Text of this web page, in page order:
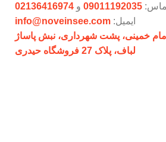
09011192035 و 02136416974
ایمیل: info@noveinsee.com
خمینی، پشت شهرداری، نبش پاساژ
لباف، پلاک 27 فروشگاه حیدری